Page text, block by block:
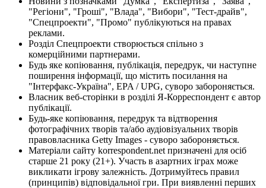
"Регіони", "Гроші", "Влада", "Вибори", "Тест-драйв",
"Спецпроекти", "Промо" публікуються на правах
реклами.
Розділ Спецпроекти створюється спільно з
комерційними партнерами.
Будь яке копіювання, публікація, передрук, чи наступне
поширення інформації, що містить посилання на
"Інтерфакс-Україна", EPA / UPG, суворо забороняється.
Власник веб-сторінки в розділі Я-Корреспондент є автор
публікації.
Будь-яке копіювання, передрук та відтворення
фотографічних творів та/або аудіовізуальних творів
правовласника Getty Images - суворо забороняється.
Матеріали сайту korrespondent.net призначені для осіб
старше 21 року (21+). Участь в азартних іграх може
викликати ігрову залежність. Дотримуйтесь правил
(принципів) відповідальної гри. При виявленні перших